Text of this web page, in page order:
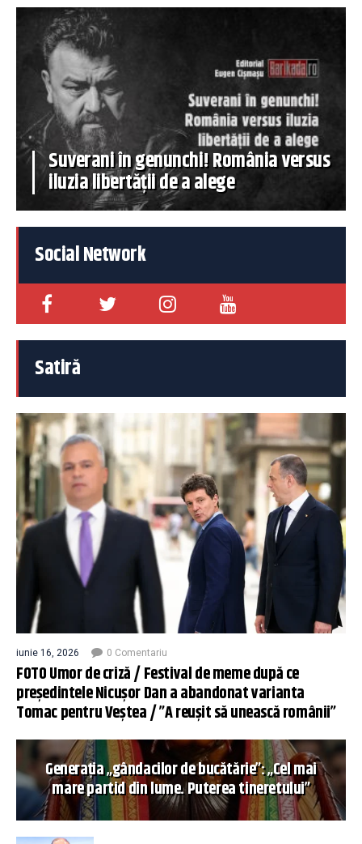
Suverani în genunchi! România versus
iluzia libertății de a alege
Social Network
Satiră
iunie 16, 2026 0 Comentariu
FOTO Umor de criză / Festival de meme după ce
președintele Nicușor Dan a abandonat varianta
Tomac pentru Veștea / ”A reușit să unească românii”
Generația „gândacilor de bucătărie”: „Cel mai
mare partid din lume. Puterea tineretului”